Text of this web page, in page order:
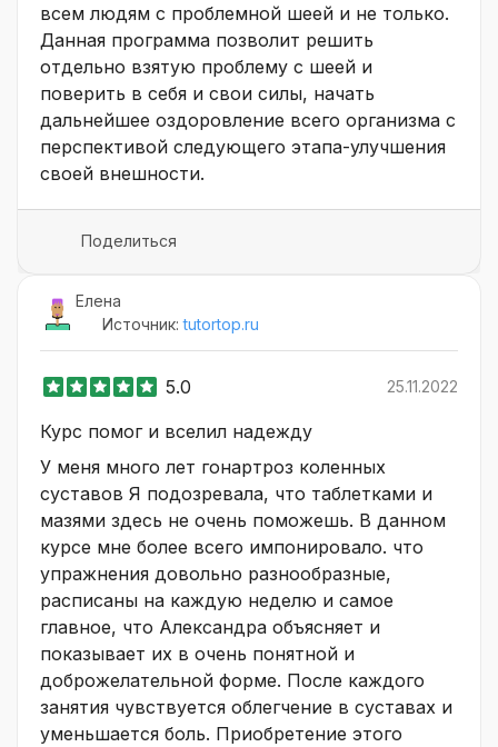
всем людям с проблемной шеей и не только.
Данная программа позволит решить
отдельно взятую проблему с шеей и
поверить в себя и свои силы, начать
дальнейшее оздоровление всего организма с
перспективой следующего этапа-улучшения
своей внешности.
Поделиться
Елена
Источник:tutortop.ru
5.0 25.11.2022
Курс помог и вселил надежду
У меня много лет гонартроз коленных
суставов Я подозревала, что таблетками и
мазями здесь не очень поможешь. В данном
курсе мне более всего импонировало. что
упражнения довольно разнообразные,
расписаны на каждую неделю и самое
главное, что Александра объясняет и
показывает их в очень понятной и
доброжелательной форме. После каждого
занятия чувствуется облегчение в суставах и
уменьшается боль. Приобретение этого